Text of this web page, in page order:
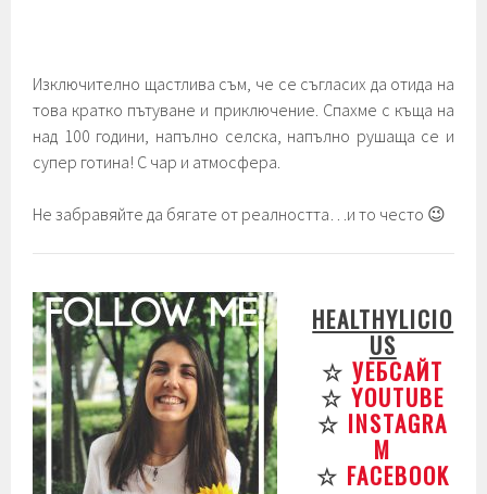
Изключително щастлива съм, че се съгласих да отида на
това кратко пътуване и приключение. Спахме с къща на
над 100 години, напълно селска, напълно рушаща се и
супер готина! С чар и атмосфера.
Не забравяйте да бягате от реалността…и то често 😉
HEALTHYLICIO
US
☆УЕБСАЙТ
☆YOUTUBE
☆ INSTAGRA
M
☆ FACEBOOK